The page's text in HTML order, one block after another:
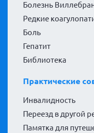
Болезнь
Редкие
Боль
Гепатит
Библиотека
Практические
Инвалидность
Переезд в другой
Памятка для